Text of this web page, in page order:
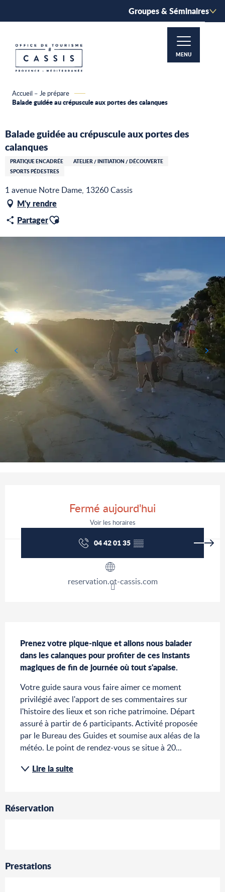
principal
Groupes & Séminaires
MENU
Accueil – Je prépare
Balade guidée au crépuscule aux portes des calanques
Balade guidée au crépuscule aux portes des
calanques
PRATIQUE ENCADRÉE
ATELIER / INITIATION / DÉCOUVERTE
SPORTS PÉDESTRES
1 avenue Notre Dame, 13260 Cassis
M'y rendre
PartagerAjouter aux favoris
Fermé aujourd'hui
Voir les horaires
04 42 01 35▒▒
reservation.ot-cassis.com
Prenez votre pique-nique et allons nous balader
dans les calanques pour profiter de ces instants
magiques de fin de journée où tout s'apaise.
Votre guide saura vous faire aimer ce moment
privilégié avec l'apport de ses commentaires sur
l'histoire des lieux et son riche patrimoine. Départ
assuré à partir de 6 participants. Activité proposée
par le Bureau des Guides et soumise aux aléas de la
météo. Le point de rendez-vous se situe à 20...
Lire la suite
Réservation
Prestations